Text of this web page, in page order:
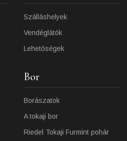
Szálláshelyek
Vendéglátók
Lehetőségek
Bor
Borászatok
A tokaji bor
Riedel Tokaji Furmint pohár